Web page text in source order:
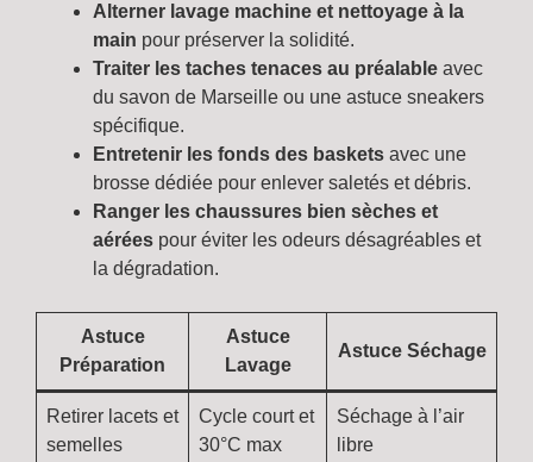
Alterner lavage machine et nettoyage à la
main pour préserver la solidité.
Traiter les taches tenaces au préalable avec
du savon de Marseille ou une astuce sneakers
spécifique.
Entretenir les fonds des baskets avec une
brosse dédiée pour enlever saletés et débris.
Ranger les chaussures bien sèches et
aérées pour éviter les odeurs désagréables et
la dégradation.
Astuce
Préparation
Astuce
Lavage
Astuce Séchage
Retirer lacets et
semelles
Cycle court et
30°C max
Séchage à l’air
libre